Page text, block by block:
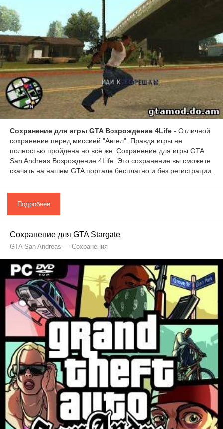
Сохранение для игры GTA Возрождение 4Life - Отличной
сохранение перед миссией "Ангел". Правда игры не
полностью пройдена но всё же. Сохранение для игры GTA
San Andreas Возрождение 4Life. Это сохранение вы сможете
скачать на нашем GTA портале бесплатно и без регистрации.
Подробнее
Сохранение для GTA Stargate
GTA San Andreas — Сохранения